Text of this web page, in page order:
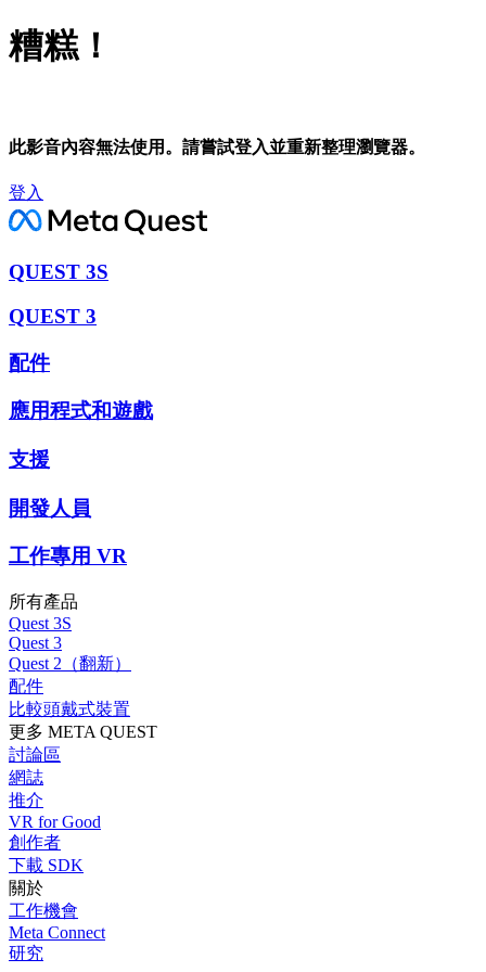
糟糕！
此影音內容無法使用。請嘗試登入並重新整理瀏覽器。
登入
QUEST 3S
QUEST 3
配件
應用程式和遊戲
支援
開發人員
工作專用 VR
所有產品
Quest 3S
Quest 3
Quest 2（翻新）
配件
比較頭戴式裝置
更多 META QUEST
討論區
網誌
推介
VR for Good
創作者
下載 SDK
關於
工作機會
Meta Connect
研究